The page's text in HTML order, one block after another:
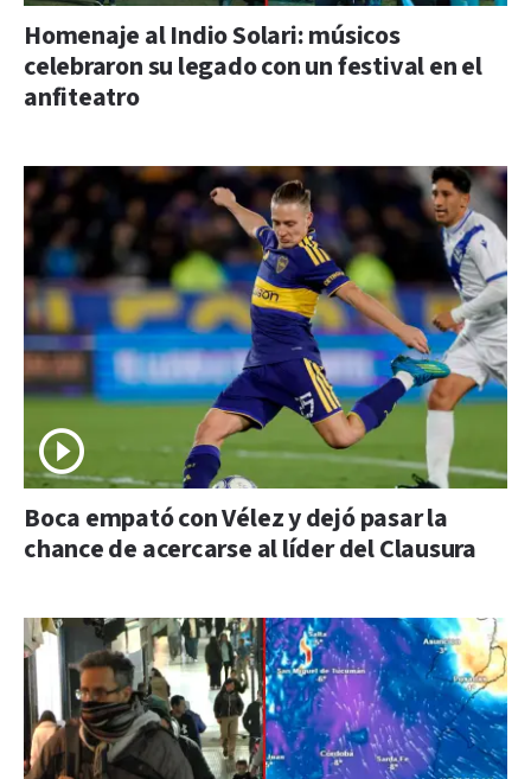
Homenaje al Indio Solari: músicos
celebraron su legado con un festival en el
anfiteatro
Boca empató con Vélez y dejó pasar la
chance de acercarse al líder del Clausura